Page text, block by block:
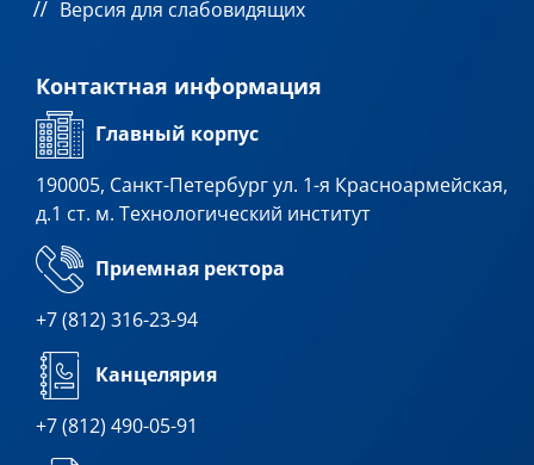
Версия для слабовидящих
Контактная информация
Главный корпус
190005, Санкт-Петербург ул. 1-я Красноармейская,
д.1 ст. м. Технологический институт
Приемная ректора
+7 (812) 316-23-94
Канцелярия
+7 (812) 490-05-91